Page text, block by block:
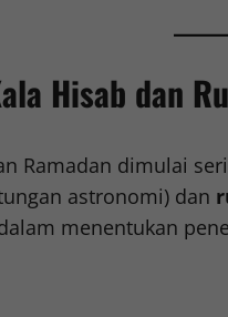
Hisab dan
Ramadan dimulai
astronomi) dan
menentukan